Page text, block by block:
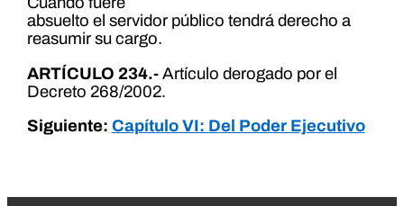
absuelto el servidor público tendrá derecho a
reasumir su cargo.
ARTÍCULO 234.-Artículo derogado por el
Decreto 268/2002.
Siguiente: Capítulo VI: Del Poder Ejecutivo